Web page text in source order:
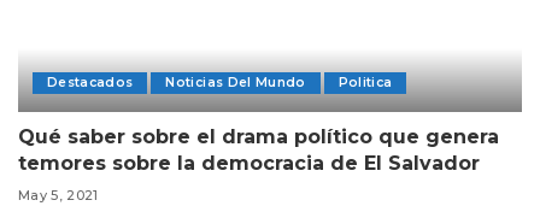
Destacados Noticias Del Mundo Politica
Qué saber sobre el drama político que genera
temores sobre la democracia de El Salvador
May 5, 2021